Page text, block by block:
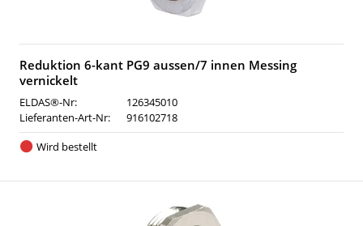
Reduktion 6-kant PG9 aussen/7 innen Messing
vernickelt
ELDAS®-Nr:
126345010
Lieferanten-Art-Nr:
916102718
Wird bestellt